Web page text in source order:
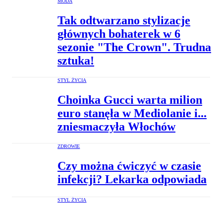
Tak odtwarzano stylizacje
głównych bohaterek w 6
sezonie "The Crown". Trudna
sztuka!
STYL ŻYCIA
Choinka Gucci warta milion
euro stanęła w Mediolanie i...
zniesmaczyła Włochów
ZDROWIE
Czy można ćwiczyć w czasie
infekcji? Lekarka odpowiada
STYL ŻYCIA